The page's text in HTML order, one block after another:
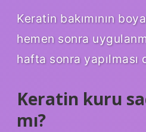
Keratin bakımının
hemen sonra
hafta sonra yapılması
Keratin kuru
mı?